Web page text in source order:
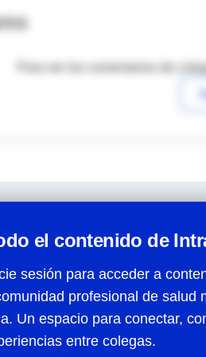
Para ver los comentarios de
el contenido de
sesión para acceder a
profesional de salud
Un espacio para conectar,
entre colegas.
| Políticas de privacidad